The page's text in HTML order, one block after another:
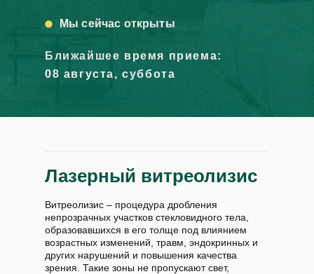
Мы сейчас открыты
Ближайшее время приема:
08 августа, суббота
Лазерный витреолизис
Витреолизис – процедура дробления
непрозрачных участков стекловидного тела,
образовавшихся в его толще под влиянием
возрастных изменений, травм, эндокринных и
других нарушений и повышения качества
зрения. Такие зоны не пропускают свет,